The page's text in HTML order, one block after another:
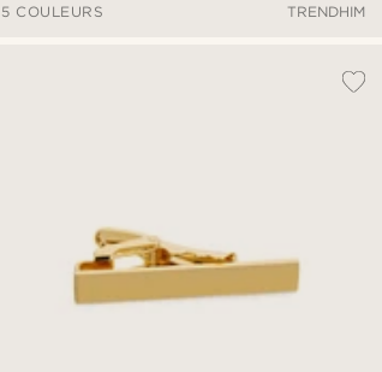
5 COULEURS
TRENDHIM